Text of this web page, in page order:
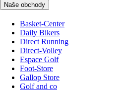
Naše obchody
Basket-Center
Daily Bikers
Direct Running
Direct-Volley
Espace Golf
Foot-Store
Gallop Store
Golf and co